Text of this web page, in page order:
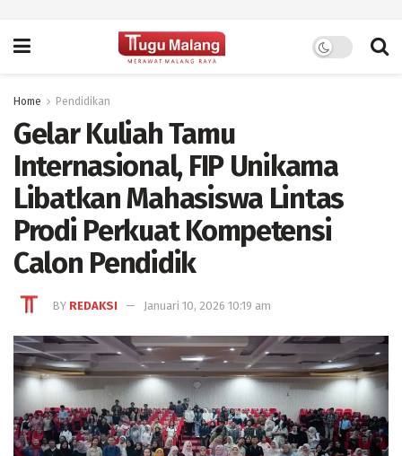
Home Pendidikan
Gelar Kuliah Tamu
Internasional, FIP Unikama
Libatkan Mahasiswa Lintas
Prodi Perkuat Kompetensi
Calon Pendidik
BY REDAKSI Januari 10, 2026 10:19 am